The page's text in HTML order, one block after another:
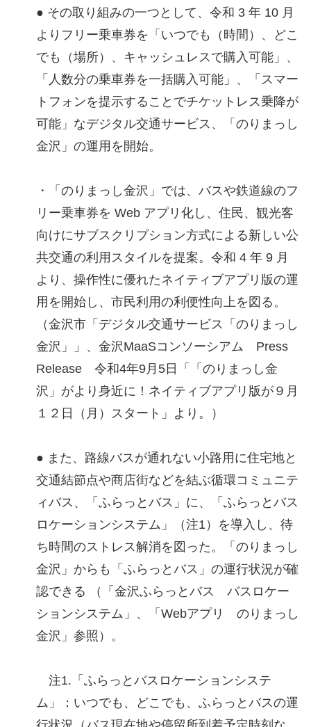
● その取り組みの一つとして、令和 3 年 10 月
よりフリー乗車券を「いつでも（時間）、どこ
でも（場所）、キャッシュレスで購入可能」、
「人数分の乗車券を一括購入可能」、「スマー
トフォンを提示することでチケットレス乗降が
可能」なデジタル交通サービス、「のりまっし
金沢」の運用を開始。
・「のりまっし金沢」では、バスや鉄道線のフ
リー乗車券を Web アプリ化し、住民、観光客
向けにサブスクリプション方式による新しい公
共交通の利用スタイルを提案。令和 4 年 9 月
より、操作性に優れたネイティブアプリ版の運
用を開始し、市民利用の利便性向上を図る。
（金沢市「デジタル交通サービス「のりまっし
金沢」」、金沢MaaSコンソーシアム Press
Release 令和4年9月5日「「のりまっし金
沢」がより身近に！ネイティブアプリ版が９月
１２日（月）スタート」より。）
● また、路線バスが通れない小路用に住宅地と
交通結節点や商店街などを結ぶ循環コミュニテ
ィバス、「ふらっとバス」に、「ふらっとバス
ロケーションシステム」（注1）を導入し、待
ち時間のストレス解消を図った。「のりまっし
金沢」からも「ふらっとバス」の運行状況が確
認できる （「金沢ふらっとバス バスロケー
ションシステム」、「Webアプリ のりまっし
金沢」参照）。
注1.「ふらっとバスロケーションシステ
ム」：いつでも、どこでも、ふらっとバスの運